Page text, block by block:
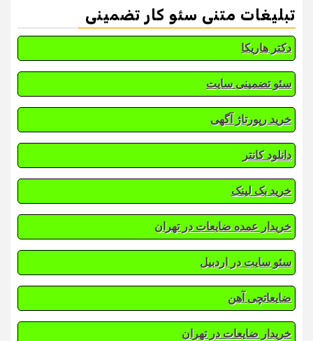
تبلیغات متنی سئو کار تضمینی
دکتر هاریکا
سئو تضمینی سایت
خرید رپورتاژ آگهی
دانلود کانتر
خرید بک لینک
خریدار عمده ضایعات در تهران
سئو سایت در اردبیل
ضایعاتچی آهن
خریدار ضایعات در تهران